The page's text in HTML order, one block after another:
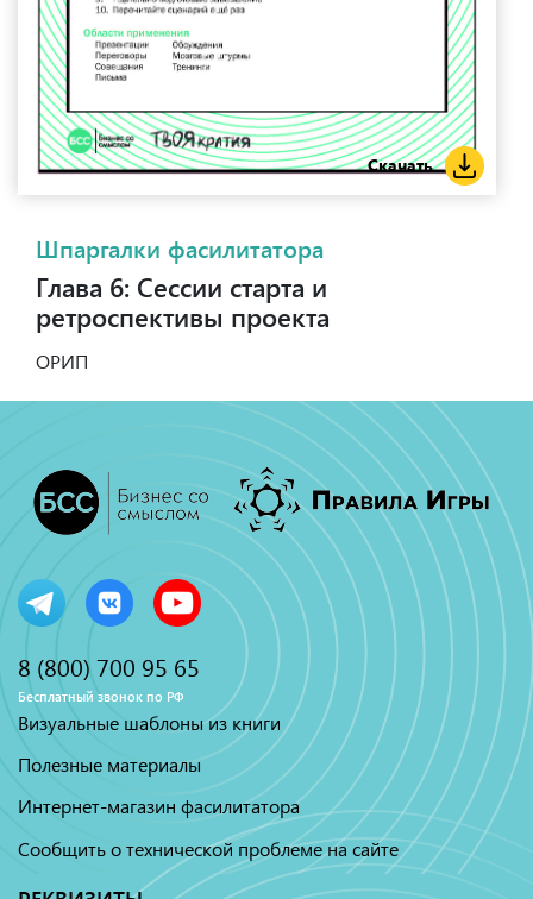
Скачать
Шпаргалки фасилитатора
Глава 6: Сессии старта и
ретроспективы проекта
ОРИП
8 (800) 700 95 65
Бесплатный звонок по РФ
Визуальные шаблоны из книги
Полезные материалы
Интернет-магазин фасилитатора
Сообщить о технической проблеме на сайте